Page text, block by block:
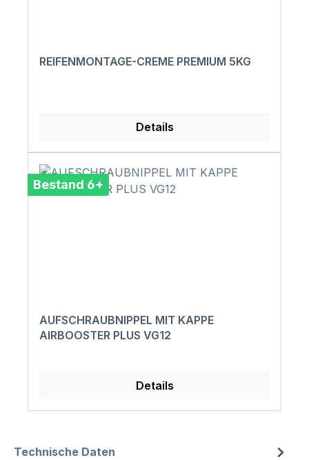
REIFENMONTAGE-CREME PREMIUM 5KG
Details
Bestand 6+
AUFSCHRAUBNIPPEL MIT KAPPE
AIRBOOSTER PLUS VG12
Details
Technische Daten